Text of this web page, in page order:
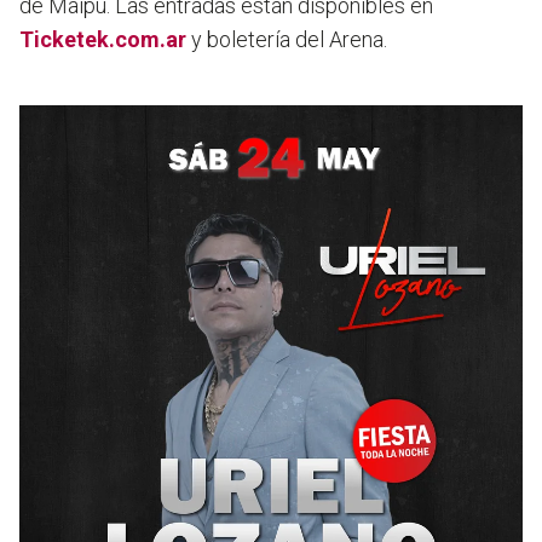
de Maipú. Las entradas están disponibles en
Ticketek.com.ary boletería del Arena.